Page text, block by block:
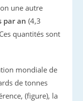
une autre
par an(4,3
quantités sont
mondiale de
de tonnes
(figure), la